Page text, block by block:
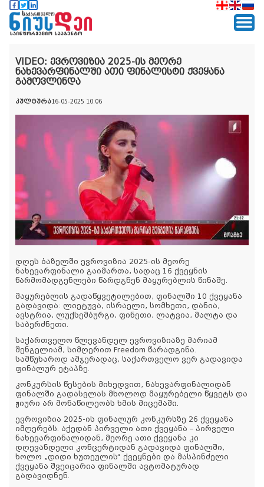
VIDEO: ევროვიზია 2025-ის მეორე
ნახევარფინალში ათი ფინალისტი ქვეყანა
გამოვლინდა
კულტურა16-05-2025 10:06
დღეს ბაზელში ევროვიზია 2025-ის მეორე
ნახევარფინალი გაიმართა, სადაც 16 ქვეყნის
წარმომადგენლები წარდგნენ მაყურებლის წინაშე.
მაყურებლის გადაწყვეტილებით, ფინალში 10 ქვეყანა
გადავიდა: ლიეტუვა, ისრაელი, სომხეთი, დანია,
ავსტრია, ლუქსემბურგი, ფინეთი, ლატვია, მალტა და
საბერძნეთი.
საქართველო წლევანდელ ევროვიზიაზე მარიამ
შენგელიამ, სიმღერით Freedom წარადგინა.
სამწუხაროდ ამჯერადაც, საქართველო ვერ გადავიდა
ფინალურ ეტაპზე.
კონკურსის წესების მიხედვით, ნახევარფინალიდან
ფინალში გადასვლას მხოლოდ მაყურებელი წყვეტს და
ჟიური არ მონაწილეობს ხმის მიცემაში.
ევროვიზია 2025-ის ფინალურ კონკურსზე 26 ქვეყანა
იმღერებს. აქედან პირველი ათი ქვეყანა – პირველი
ნახევარფინალიდან, მეორე ათი ქვეყანა კი
დღევანდელი კონცერტიდან გადავიდა ფინალში,
ხოლო „დიდი ხუთეულის“ ქვეყნები და მასპინძელი
ქვეყანა შვეიცარია ფინალში ავტომატურად
გადავიდნენ.